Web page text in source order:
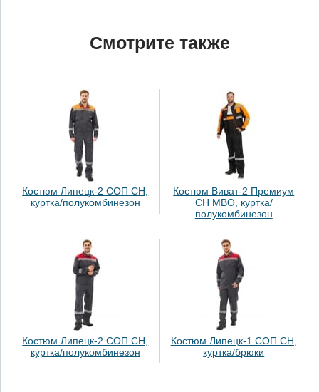
Смотрите также
Костюм Липецк-2 СОП СН,
куртка/полукомбинезон
Костюм Виват-2 Премиум
СН МВО, куртка/
полукомбинезон
Костюм Липецк-2 СОП СН,
куртка/полукомбинезон
Костюм Липецк-1 СОП СН,
куртка/брюки